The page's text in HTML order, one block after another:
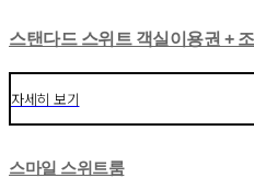
스탠다드 스위트 객실이용권 +
자세히 보기
스마일 스위트룸